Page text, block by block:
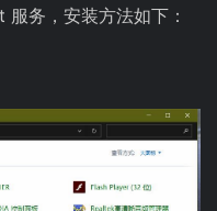
务，安装方法如下：